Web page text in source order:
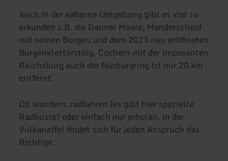
Auch in der näheren Umgebung gibt es viel zu
erkunden z.B. die Dauner Maare, Manderscheid
mit seinen Burgen und dem 2023 neu eröffneten
Burgenklettersteig, Cochem mit der imposanten
Reichsburg auch der Nürburgring ist nur 20 km
entfernt.
Ob wandern, radfahren (es gibt hier spezielle
Radbusse) oder einfach nur erholen, in der
Vulkaneifel findet sich für jeden Anspruch das
Richtige.